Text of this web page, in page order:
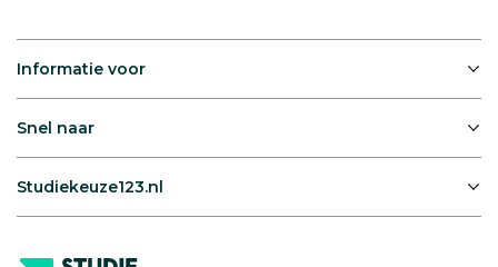
Informatie voor
Snel naar
Studiekeuze123.nl